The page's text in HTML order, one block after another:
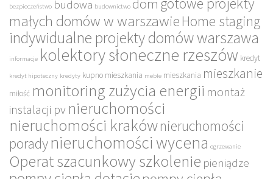
bezpieczeństwo budowa budownictwo dom
małych domów w warszawie Home staging
indywidualne projekty domów warszawa
informacje kolektory słoneczne rzeszów kredyt
kredyt hipoteczny kredyty kupno mieszkania meble mieszkania mieszkanie
miłość monitoring zużycia energii montaż
instalacji pv nieruchomości
nieruchomości krakównieruchomości
poradynieruchomości wycena ogrzewanie
Operat szacunkowy szkolenie pieniądze